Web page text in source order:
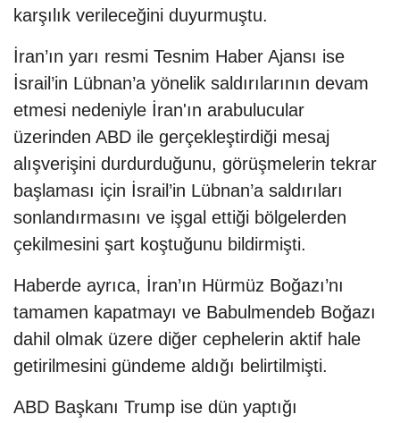
karşılık verileceğini duyurmuştu.
İran’ın yarı resmi Tesnim Haber Ajansı ise
İsrail’in Lübnan’a yönelik saldırılarının devam
etmesi nedeniyle İran'ın arabulucular
üzerinden ABD ile gerçekleştirdiği mesaj
alışverişini durdurduğunu, görüşmelerin tekrar
başlaması için İsrail’in Lübnan’a saldırıları
sonlandırmasını ve işgal ettiği bölgelerden
çekilmesini şart koştuğunu bildirmişti.
Haberde ayrıca, İran’ın Hürmüz Boğazı’nı
tamamen kapatmayı ve Babulmendeb Boğazı
dahil olmak üzere diğer cephelerin aktif hale
getirilmesini gündeme aldığı belirtilmişti.
ABD Başkanı Trump ise dün yaptığı